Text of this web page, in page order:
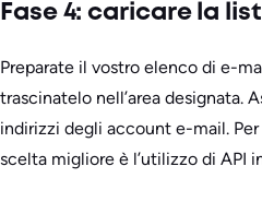
Fase 4: caricare la
Preparate il vostro elenco di e-
trascinatelo nell’area designata.
indirizzi degli account e-mail.
scelta migliore è l’utilizzo di API